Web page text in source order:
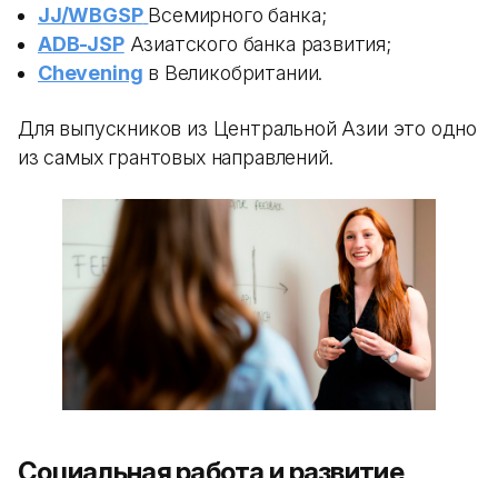
JJ/WBGSP Всемирного банка;
ADB-JSPАзиатского банка развития;
Chevening в Великобритании.
Для выпускников из Центральной Азии это одно
из самых грантовых направлений.